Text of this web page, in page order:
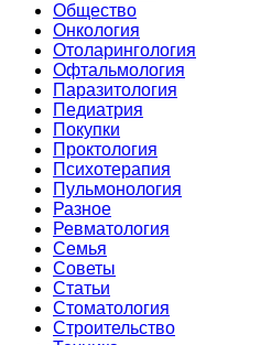
Общество
Онкология
Отоларингология
Офтальмология
Паразитология
Педиатрия
Покупки
Проктология
Психотерапия
Пульмонология
Разное
Ревматология
Семья
Советы
Статьи
Стоматология
Строительство